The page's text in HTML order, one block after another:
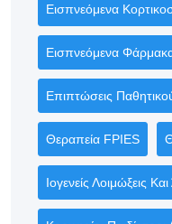
Εισπνεόμενα
Εισπνεόμενα
Επιπτώσεις
Θεραπεία FPIES
Ιογενείς Λοιμώξεις